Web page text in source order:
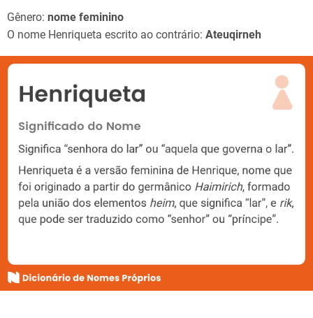
Gênero: nome feminino
O nome Henriqueta escrito ao contrário: Ateuqirneh